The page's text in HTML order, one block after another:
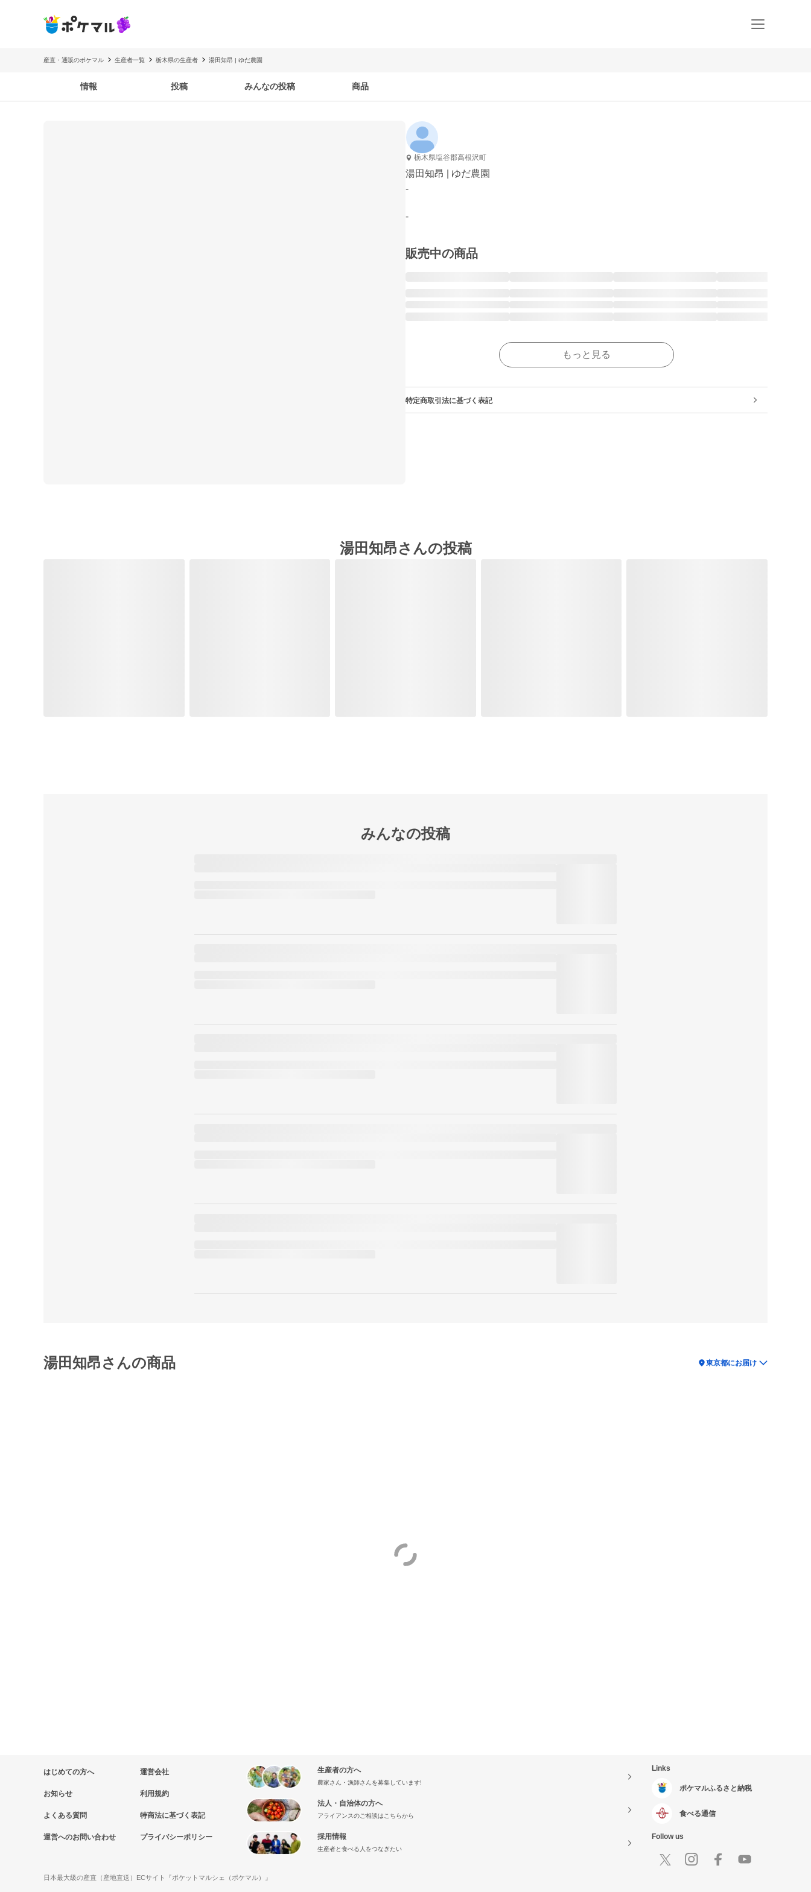
産直・通販のポケマル 生産者一覧 栃木県の生産者 湯田知昂 | ゆだ農園
情報 投稿 みんなの投稿 商品
栃木県塩谷郡高根沢町
湯田知昂 | ゆだ農園
-
-
販売中の商品
もっと見る
特定商取引法に基づく表記
湯田知昂さんの投稿
みんなの投稿
湯田知昂さんの商品 location_on東京都にお届け
はじめての方へ
お知らせ
よくある質問
運営へのお問い合わせ
運営会社
利用規約
特商法に基づく表記
プライバシーポリシー
生産者の方へ
農家さん・漁師さんを募集しています!
法人・自治体の方へ
アライアンスのご相談はこちらから
採用情報
生産者と食べる人をつなぎたい
Links
ポケマルふるさと納税
食べる通信
Follow us
日本最大級の産直（産地直送）ECサイト『ポケットマルシェ（ポケマル）』